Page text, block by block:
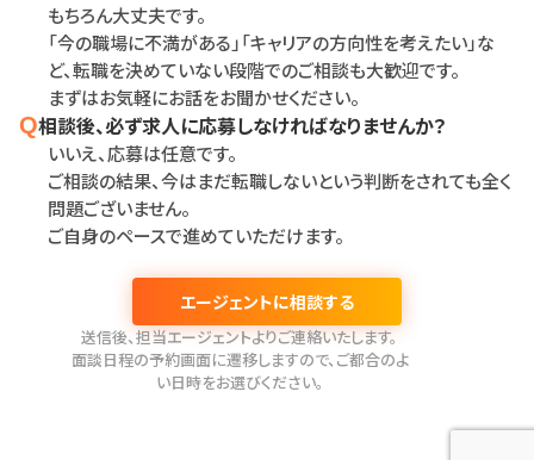
もちろん大丈夫です。
「今の職場に不満がある」「キャリアの方向性を考えたい」な
ど、転職を決めていない段階でのご相談も大歓迎です。
まずはお気軽にお話をお聞かせください。
Q相談後、必ず求人に応募しなければなりませんか？
いいえ、応募は任意です。
ご相談の結果、今はまだ転職しないという判断をされても全く
問題ございません。
ご自身のペースで進めていただけます。
エージェントに相談する
送信後、担当エージェントよりご連絡いたします。
面談日程の予約画面に遷移しますので、ご都合のよ
い日時をお選びください。